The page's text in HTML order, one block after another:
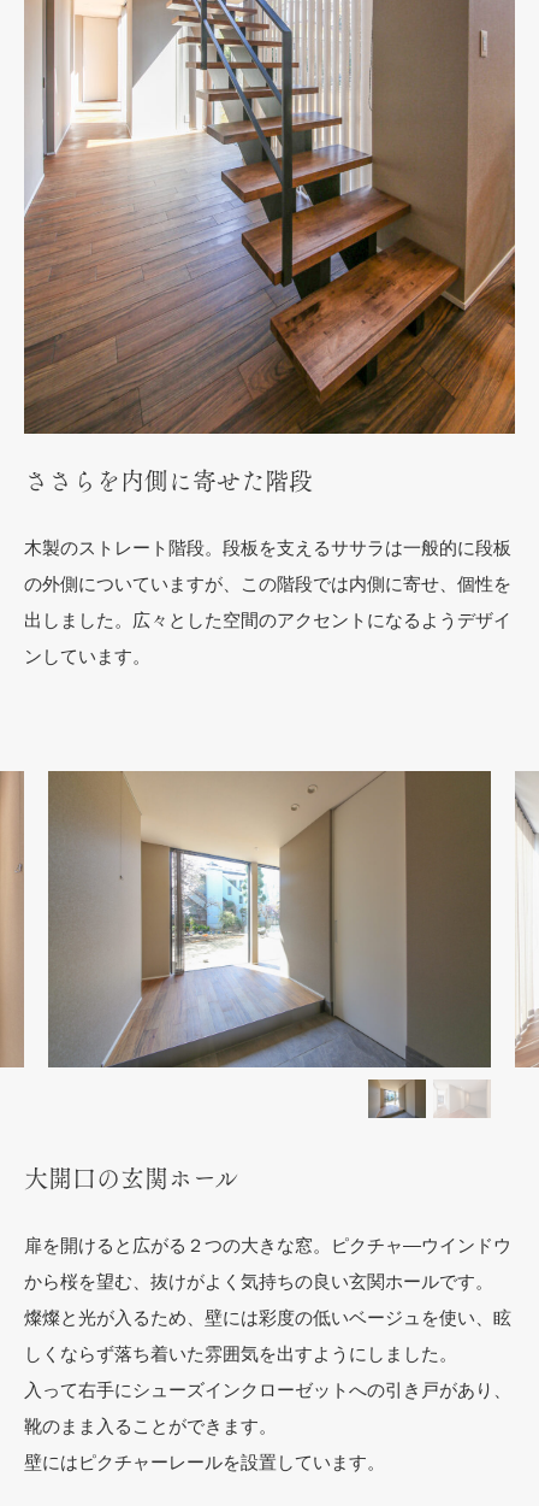
ささらを内側に寄せた階段
木製のストレート階段。段板を支えるササラは一般的に段板
の外側についていますが、この階段では内側に寄せ、個性を
出しました。広々とした空間のアクセントになるようデザイ
ンしています。
大開口の玄関ホール
扉を開けると広がる２つの大きな窓。ピクチャ―ウインドウ
から桜を望む、抜けがよく気持ちの良い玄関ホールです。
燦燦と光が入るため、壁には彩度の低いベージュを使い、眩
しくならず落ち着いた雰囲気を出すようにしました。
入って右手にシューズインクローゼットへの引き戸があり、
靴のまま入ることができます。
壁にはピクチャーレールを設置しています。